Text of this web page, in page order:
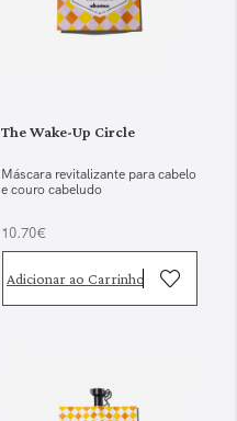
The Wake-Up Circle
Máscara revitalizante para cabelo
e couro cabeludo
10.70€
Adicionar ao Carrinho